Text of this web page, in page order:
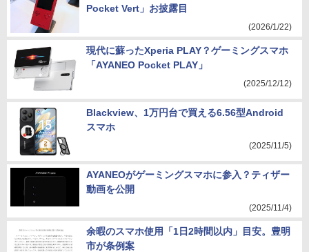
Pocket Vert」お披露目
(2026/1/22)
現代に蘇ったXperia PLAY？ゲーミングスマホ
「AYANEO Pocket PLAY」
(2025/12/12)
Blackview、1万円台で買える6.56型Android
スマホ
(2025/11/5)
AYANEOがゲーミングスマホに参入？ティザー
動画を公開
(2025/11/4)
余暇のスマホ使用「1日2時間以内」目安。豊明
市が条例案